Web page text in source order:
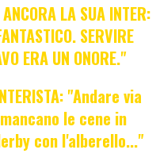
LA SUA INTER:
SERVIRE
ERA UN ONORE."
"Andare via
le cene in
con l'alberello..."